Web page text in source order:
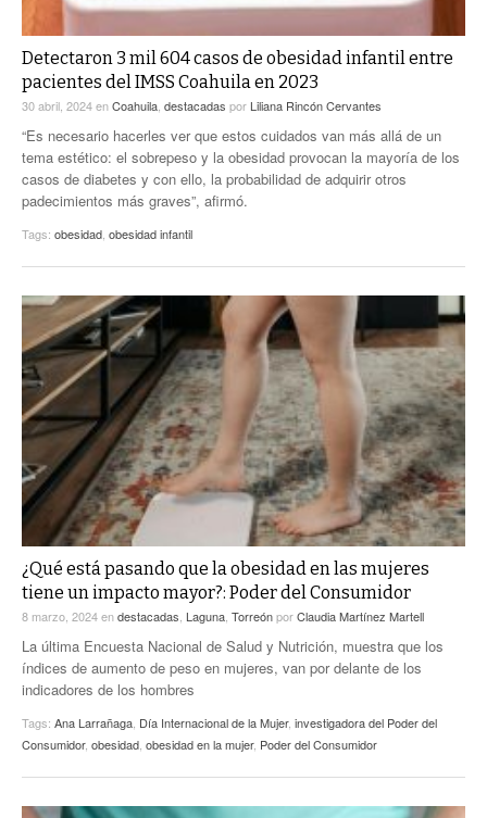
Detectaron 3 mil 604 casos de obesidad infantil entre
pacientes del IMSS Coahuila en 2023
30 abril, 2024enCoahuila destacadas por Liliana Rincón Cervantes
“Es necesario hacerles ver que estos cuidados van más allá de un
tema estético: el sobrepeso y la obesidad provocan la mayoría de los
casos de diabetes y con ello, la probabilidad de adquirir otros
padecimientos más graves”, afirmó.
Tags: obesidad obesidad infantil
¿Qué está pasando que la obesidad en las mujeres
tiene un impacto mayor?: Poder del Consumidor
8 marzo, 2024endestacadas Laguna TorreónporClaudia Martínez Martell
La última Encuesta Nacional de Salud y Nutrición, muestra que los
índices de aumento de peso en mujeres, van por delante de los
indicadores de los hombres
Tags: Ana Larrañaga Día Internacional de la Mujer, investigadora del Poder del
Consumidor, obesidad obesidad en la mujer, Poder del Consumidor